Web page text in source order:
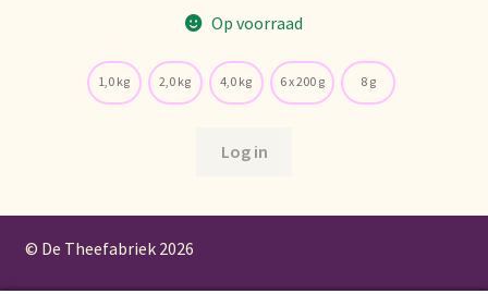
Op voorraad
1,0 kg 2,0 kg 4,0 kg 6 x 200 g 8 g
Log in
© De Theefabriek 2026